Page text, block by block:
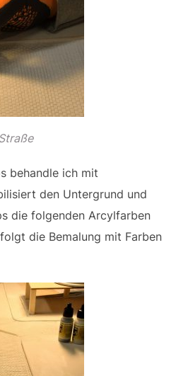
behandle ich mit
den Untergrund und
die folgenden Arcylfarben
die Bemalung mit Farben